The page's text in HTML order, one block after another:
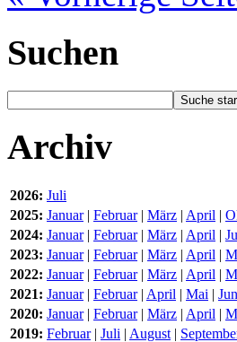
Suchen
Archiv
2026: Juli
2025: Januar| Februar| März | April |
2024: Januar| Februar| März | April |
2023: Januar| Februar| März | April |
2022: Januar| Februar| März | April |
2021: Januar| Februar| April | Mai |
2020: Januar| Februar| März | April |
2019: Februar| Juli | August |